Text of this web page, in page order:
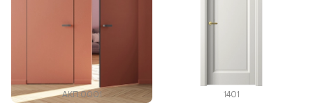
АКП 0001 1401